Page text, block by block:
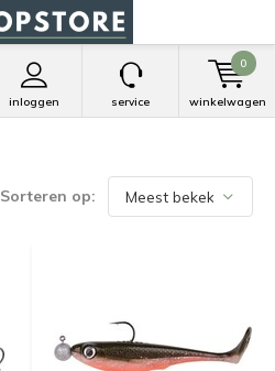
inloggen service winkelwagen
0
Sorteren op: